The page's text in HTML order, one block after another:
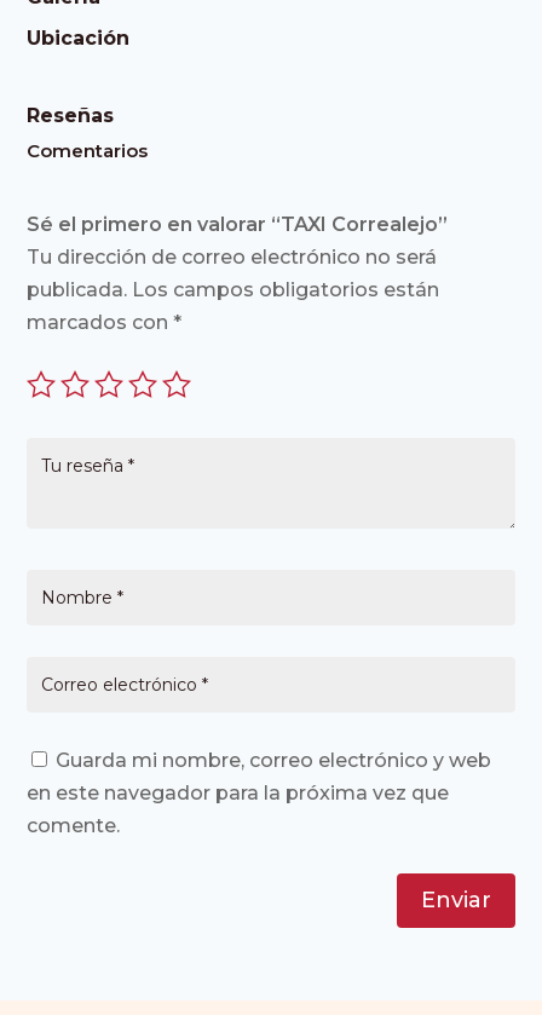
Ubicación
Reseñas
Comentarios
Sé el primero en valorar “TAXI Correalejo”
Tu dirección de correo electrónico no será
publicada. Los campos obligatorios están
marcados con*
Guarda mi nombre, correo electrónico y web
en este navegador para la próxima vez que
comente.
Enviar